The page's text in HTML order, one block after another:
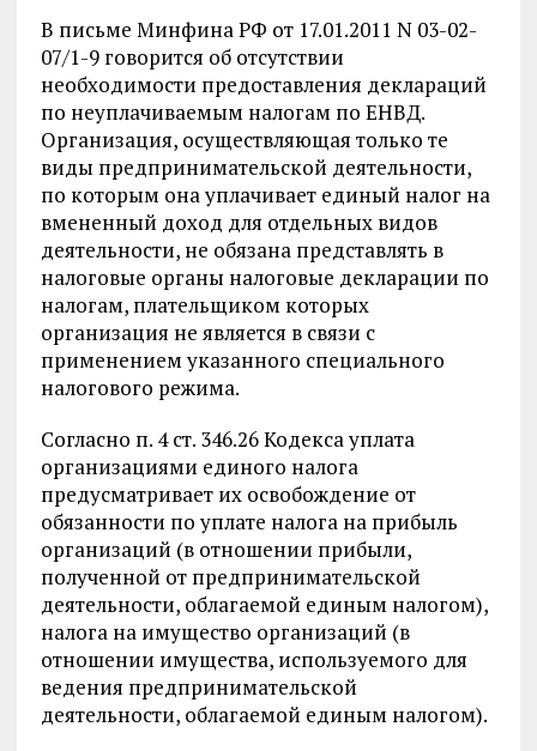
В письме Минфина РФ от 17.01.2011 N 03-02-
07/1-9 говорится об отсутствии
необходимости предоставления деклараций
по неуплачиваемым налогам по ЕНВД.
Организация, осуществляющая только те
виды предпринимательской деятельности,
по которым она уплачивает единый налог на
вмененный доход для отдельных видов
деятельности, не обязана представлять в
налоговые органы налоговые декларации по
налогам, плательщиком которых
организация не является в связи с
применением указанного специального
налогового режима.
Согласно п. 4 ст. 346.26 Кодекса уплата
организациями единого налога
предусматривает их освобождение от
обязанности по уплате налога на прибыль
организаций (в отношении прибыли,
полученной от предпринимательской
деятельности, облагаемой единым налогом),
налога на имущество организаций (в
отношении имущества, используемого для
ведения предпринимательской
деятельности, облагаемой единым налогом).